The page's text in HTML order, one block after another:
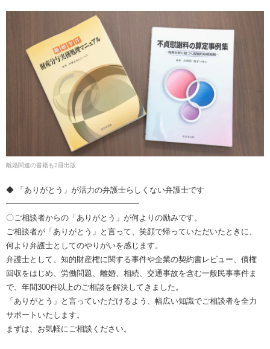
離婚関連の書籍も2冊出版
◆ 「ありがとう」が活力の弁護士らしくない弁護士です
━━━━━━━━━━━━━━━━━
〇ご相談者からの「ありがとう」が何よりの励みです。
ご相談者が「ありがとう」と言って、笑顔で帰っていただいたときに、
何より弁護士としてのやりがいを感じます。
弁護士として、知的財産権に関する事件や企業の契約書レビュー、債権
回収をはじめ、労働問題、離婚、相続、交通事故を含む一般民事事件ま
で、年間300件以上のご相談を解決してきました。
「ありがとう」と言っていただけるよう、幅広い知識でご相談者を全力
サポートいたします。
まずは、お気軽にご相談ください。